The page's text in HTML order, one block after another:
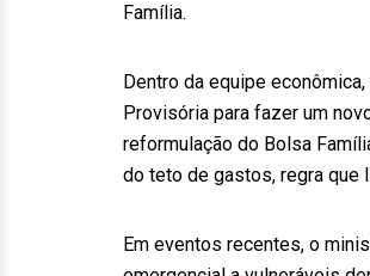
Família.
Dentro da equipe
Provisória para fazer um
reformulação do Bolsa
do teto de gastos, regra que
Em eventos recentes, o